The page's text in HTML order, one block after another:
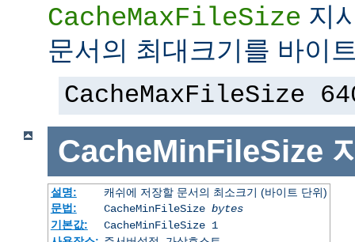
CacheMaxFileSize 지
문서의 최대크기를 바이
CacheMaxFileSize
CacheMinFileSize
설명:
캐쉬에 저장할 문서의 최소크기 (바이트 단위)
문법:
CacheMinFileSize bytes
기본값:
CacheMinFileSize 1